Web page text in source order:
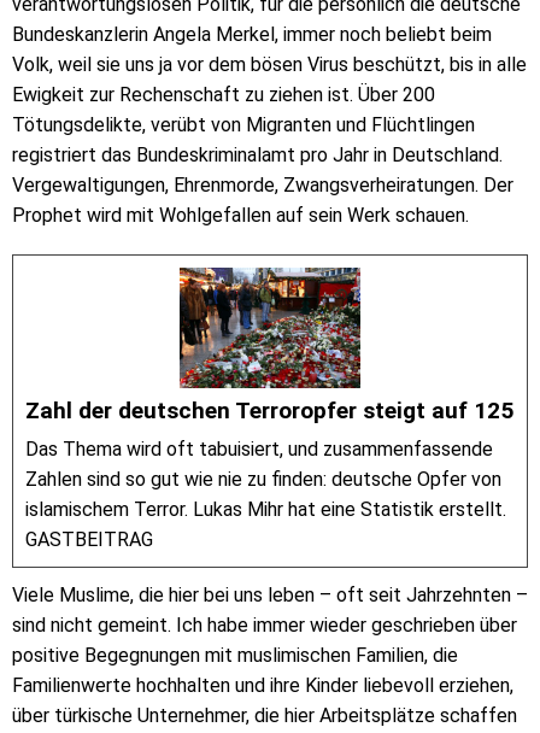
Bundeskanzlerin Angela Merkel, immer noch beliebt beim
Volk, weil sie uns ja vor dem bösen Virus beschützt, bis in alle
Ewigkeit zur Rechenschaft zu ziehen ist. Über 200
Tötungsdelikte, verübt von Migranten und Flüchtlingen
registriert das Bundeskriminalamt pro Jahr in Deutschland.
Vergewaltigungen, Ehrenmorde, Zwangsverheiratungen. Der
Prophet wird mit Wohlgefallen auf sein Werk schauen.
Zahl der deutschen Terroropfer steigt auf 125
Das Thema wird oft tabuisiert, und zusammenfassende
Zahlen sind so gut wie nie zu finden: deutsche Opfer von
islamischem Terror. Lukas Mihr hat eine Statistik erstellt.
GASTBEITRAG
Viele Muslime, die hier bei uns leben – oft seit Jahrzehnten –
sind nicht gemeint. Ich habe immer wieder geschrieben über
positive Begegnungen mit muslimischen Familien, die
Familienwerte hochhalten und ihre Kinder liebevoll erziehen,
über türkische Unternehmer, die hier Arbeitsplätze schaffen